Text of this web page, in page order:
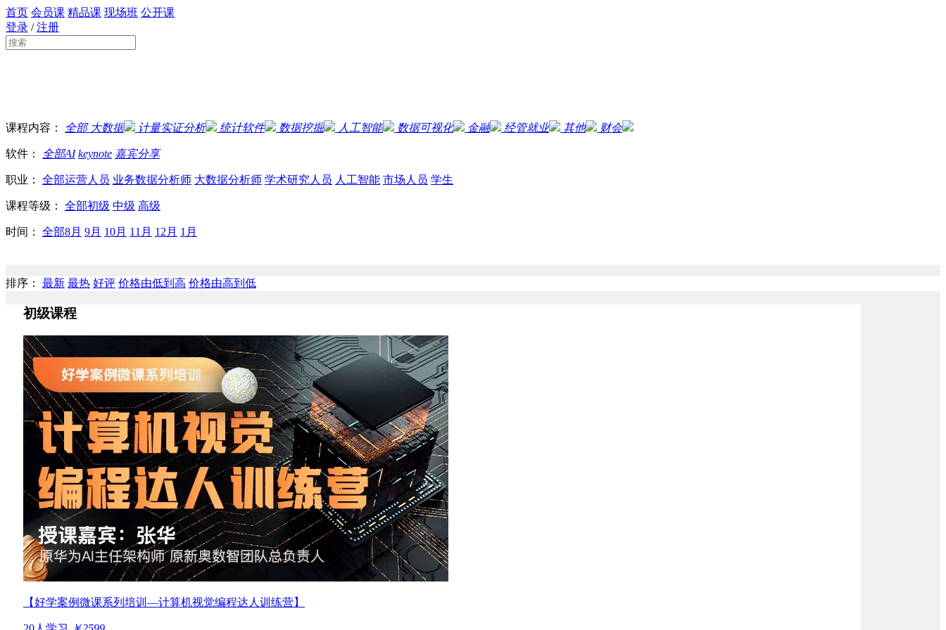
首页 会员课 精品课 现场班 公开课
登录 /注册
课程内容： 全部大数据 计量实证分析 统计软件 数据挖掘 人工智能 数据可视化 金融 经管就业 其他 财会
软件： 全部AI keynote 嘉宾分享
职业： 全部运营人员 业务数据分析师 大数据分析师 学术研究人员 人工智能 市场人员 学生
课程等级： 全部初级 中级 高级
时间： 全部8月 9月 10月 11月 12月 1月
排序： 最新 最热 好评 价格由低到高 价格由高到低
初级课程
【好学案例微课系列培训—计算机视觉编程达人训练营】